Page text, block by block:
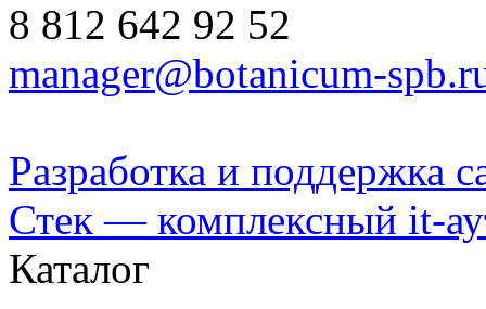
8 812 642 92 52
manager@botanicum-
Разработка и поддержка
Стек — комплексный it-
Каталог